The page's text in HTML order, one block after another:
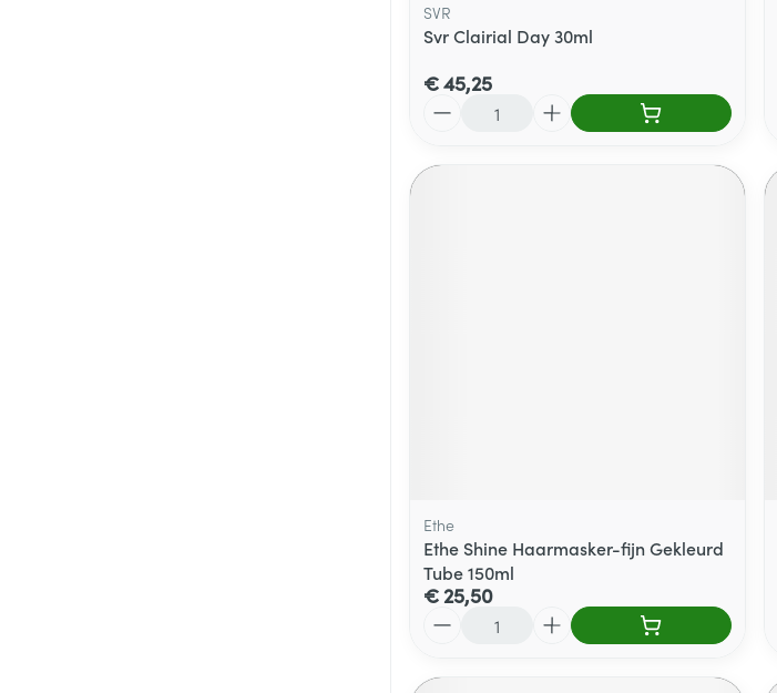
SVR
Svr Clairial Day 30ml
€ 45,25
Ethe
Ethe Shine Haarmasker-fijn Gekleurd
Tube 150ml
€ 25,50